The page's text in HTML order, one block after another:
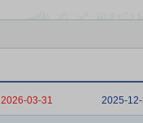
2026-03-31 2025-